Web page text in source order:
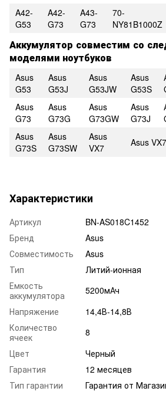
A42-
G53
A42-
G73
A43-
G73
70-
NY81B1000Z
Аккумулятор совместим со
моделями ноутбуков
Asus
G53
Asus
G53J
Asus
G53JW
Asus
G53S
Asus
G73
Asus
G73G
Asus
G73GW
Asus
G73J
Asus
G73S
Asus
G73SW
Asus
VX7
Asus
Характеристики
Артикул
BN-AS018C1452
Бренд
Asus
Совместимость
Asus
Тип
Литий-ионная
Емкость
аккумулятора
5200мАч
Напряжение
14,4В-14,8В
Количество
ячеек
8
Цвет
Черный
Гарантия
12 месяцев
Тип гарантии
Гарантия от